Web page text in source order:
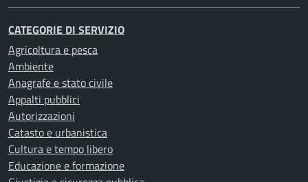
CATEGORIE DI SERVIZIO
Agricoltura e pesca
Ambiente
Anagrafe e stato civile
Appalti pubblici
Autorizzazioni
Catasto e urbanistica
Cultura e tempo libero
Educazione e formazione